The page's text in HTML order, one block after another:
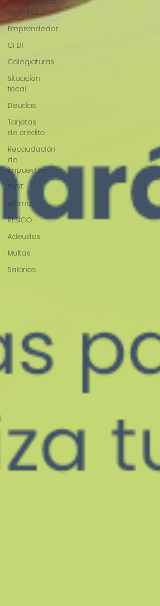
digitales
Emprendedor
CFDI
Colegiaturas
Situación
fiscal
Deudas
Tarjetas
de crédito
Recaudación
de
impuestos
DIOT
e.firma
RESICO
Adeudos
Multas
Salarios